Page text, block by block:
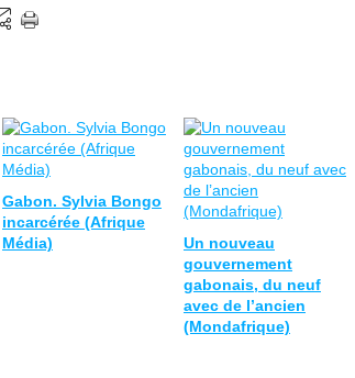
Gabon. Sylvia Bongo
incarcérée (Afrique
Média)
Un nouveau
gouvernement
gabonais, du neuf
avec de l’ancien
(Mondafrique)